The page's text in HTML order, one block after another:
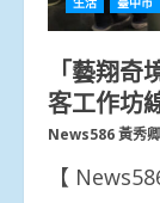
「藝翔
客工作坊
News586 黃秀
【